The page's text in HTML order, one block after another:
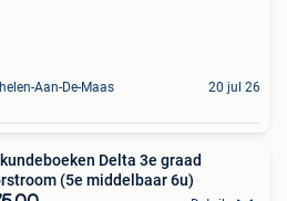
Aan-De-Maas 20 jul 26
Delta 3e graad
(5e middelbaar 6u)